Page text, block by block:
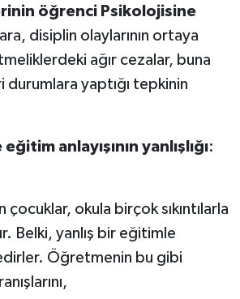
öğrenci Psikolojisine
disiplin olaylarının ortaya
ağır cezalar, buna
yaptığı tepkinin
anlayışının yanlışlığı:
okula birçok sıkıntılarla
Belki, yanlış bir eğitimle
Öğretmenin bu gibi